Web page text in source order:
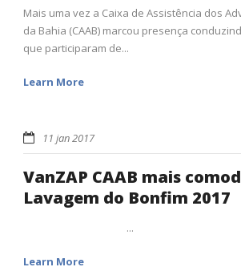
Mais uma vez a Caixa de Assistência dos
da Bahia (CAAB) marcou presença
que participaram de...
Learn More
11 jan 2017
VanZAP CAAB mais
Lavagem do Bonfim 2017
...
Learn More